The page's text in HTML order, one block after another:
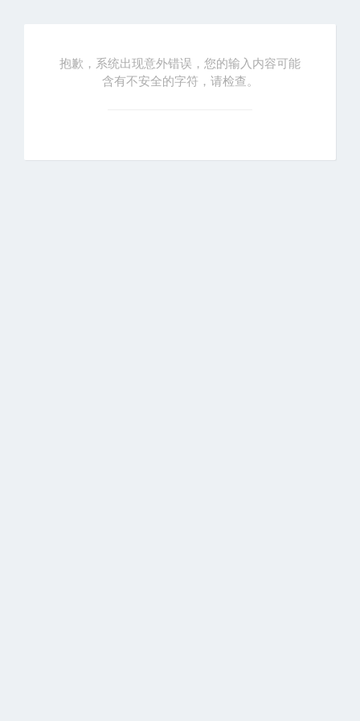
抱歉，系统出现意外错误，您的输入内容可能
含有不安全的字符，请检查。